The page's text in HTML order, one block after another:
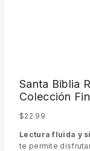
Santa Biblia
Colección
$22.99
Lectura fluida y
te permite